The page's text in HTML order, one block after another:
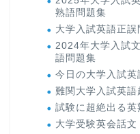
熟語問題集
大学入試英語正誤
2024年大学入試
語問題集
今日の大学入試英
難関大学入試英語
試験に超絶出る英
大学受験英会話